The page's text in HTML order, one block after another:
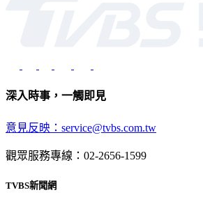
深入時事，一觸即見
意見反映：service@tvbs.com.tw
觀眾服務專線：02-2656-1599
TVBS新聞網